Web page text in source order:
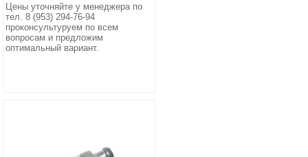
Цены уточняйте у менеджера по
тел. 8 (953) 294-76-94
проконсультуруем по всем
вопросам и предложим
оптимальный вариант.